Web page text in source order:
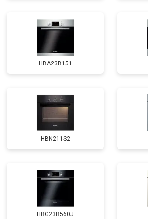
HBA23B151
HBN211S2
HBG23B560J